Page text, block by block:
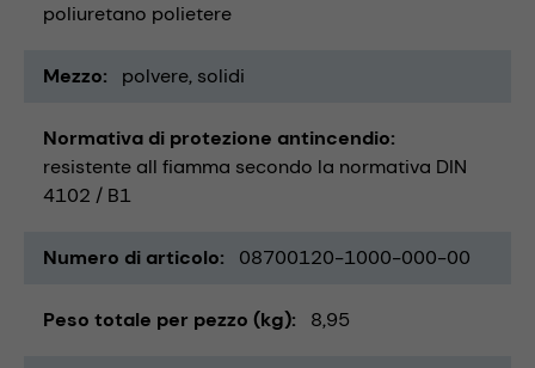
poliuretano polietere
Mezzo polvere solidi
Normativa di protezione antincendio
resistente all fiamma secondo la normativa DIN
4102 / B1
Numero di articolo 08700120-1000-000-00
Peso totale per pezzo (kg) 8,95